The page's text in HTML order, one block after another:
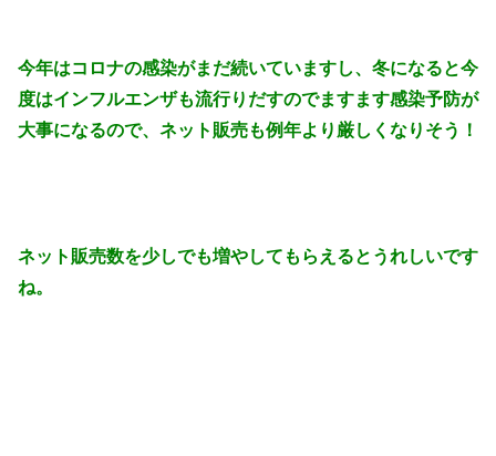
今年はコロナの感染がまだ続いていますし、冬になると今
度はインフルエンザも流行りだすのでますます感染予防が
大事になるので、ネット販売も例年より厳しくなりそう！
ネット販売数を少しでも増やしてもらえるとうれしいです
ね。